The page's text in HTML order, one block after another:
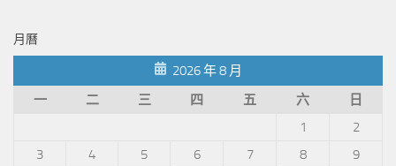
月曆
2026 年 8 月
一
二 三 四 五 六
日
1
2
3
4 5 6 7 8
9